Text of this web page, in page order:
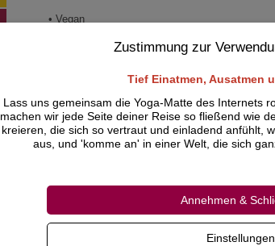
• Vegan
• Brenndauer je Räucherstäbchen 30-45 Minuten
Zustimmung zur
Tief Einatmen, Ausatmen
Lass uns gemeinsam die Yoga-Matte des Internets
machen wir jede Seite deiner Reise so fließend wie
kreieren, die sich so vertraut und einladend anfühlt,
aus, und 'komme an' in einer Welt, die sich
Annehmen &
Einstellungen